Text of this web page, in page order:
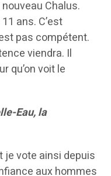
Chalus.
ans. C’est
pas compétent.
viendra. Il
qu’on voit le
Eau, la
je vote ainsi depuis
aux hommes